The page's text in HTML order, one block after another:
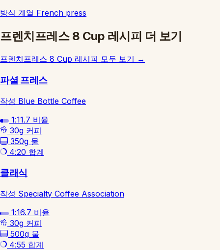
방식 계열 French press
프렌치프레스 8 Cup 레시피 더 보기
프렌치프레스 8 Cup 레시피 모두 보기 →
파셜 프레스
작성 Blue Bottle Coffee
1:11.7 비율
30g 커피
350g 물
4:20 합계
클래식
작성 Specialty Coffee Association
1:16.7 비율
30g 커피
500g 물
4:55 합계